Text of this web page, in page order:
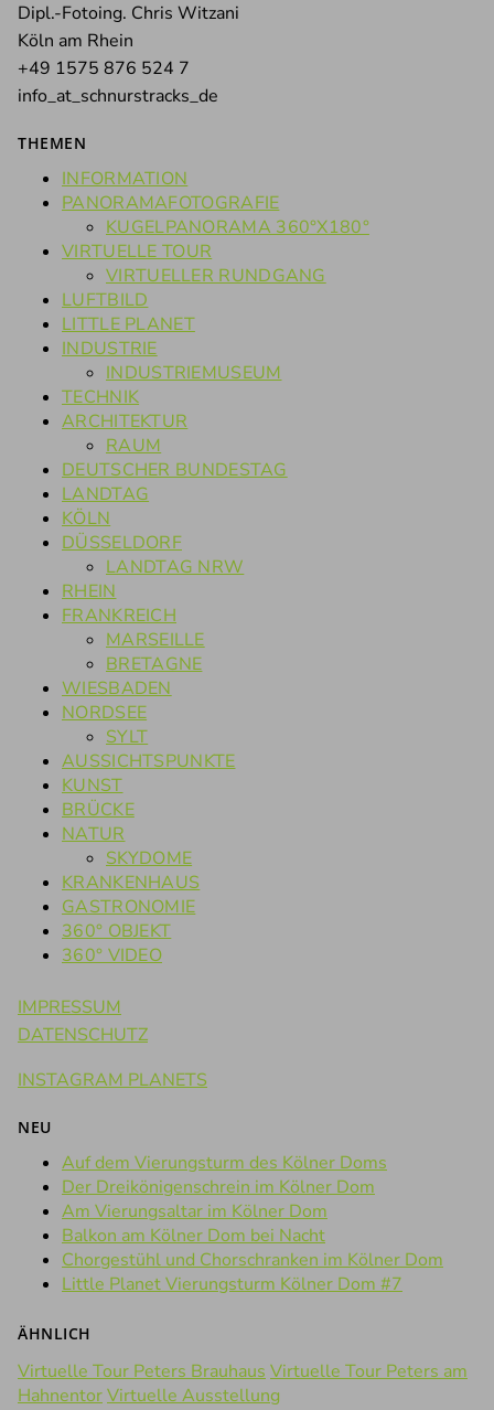
Dipl.-Fotoing. Chris Witzani
Köln am Rhein
+49 1575 876 524 7
info_at_schnurstracks_de
THEMEN
INFORMATION
PANORAMAFOTOGRAFIE
KUGELPANORAMA 360°X180°
VIRTUELLE TOUR
VIRTUELLER RUNDGANG
LUFTBILD
LITTLE PLANET
INDUSTRIE
INDUSTRIEMUSEUM
TECHNIK
ARCHITEKTUR
RAUM
DEUTSCHER BUNDESTAG
LANDTAG
KÖLN
DÜSSELDORF
LANDTAG NRW
RHEIN
FRANKREICH
MARSEILLE
BRETAGNE
WIESBADEN
NORDSEE
SYLT
AUSSICHTSPUNKTE
KUNST
BRÜCKE
NATUR
SKYDOME
KRANKENHAUS
GASTRONOMIE
360° OBJEKT
360° VIDEO
IMPRESSUM
DATENSCHUTZ
INSTAGRAM PLANETS
NEU
Auf dem Vierungsturm des Kölner Doms
Der Dreikönigenschrein im Kölner Dom
Am Vierungsaltar im Kölner Dom
Balkon am Kölner Dom bei Nacht
Chorgestühl und Chorschranken im Kölner Dom
Little Planet Vierungsturm Kölner Dom #7
ÄHNLICH
Virtuelle Tour Peters Brauhaus Virtuelle Tour Peters am
HahnentorVirtuelle Ausstellung